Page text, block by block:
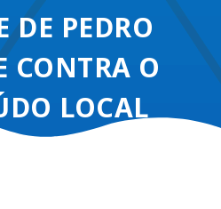
DE PEDRO
CONTRA O
LOCAL